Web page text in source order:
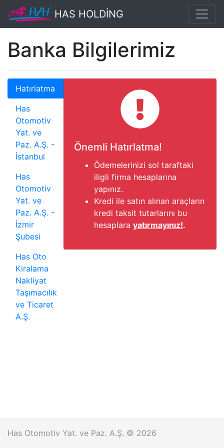
HAS HOLDİNG
Banka Bilgilerimiz
Hatırlatma
Has
Otomotiv
Yat. ve
Paz. A.Ş. -
İstanbul
Has
Otomotiv
Yat. ve
Paz. A.Ş. -
İzmir
Şubesi
Has Oto
Kiralama
Nakliyat
Taşımacılık
ve Ticaret
A.Ş.
Önemli Hatırlatma!
Ödemelerinizi sol taraftaki
iligli firma hesaplarına
yapınız.
Kredi ile satın alınan araçların
kredi taksit tutarlarını bu
hesaplara yatırmayınız!.
Has Otomotiv Yat. ve Paz. A.Ş. © 2026